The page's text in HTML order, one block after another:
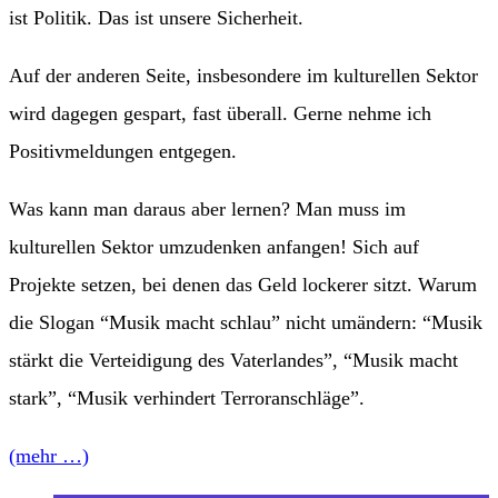
ist Politik. Das ist unsere Sicherheit.
Auf der anderen Seite, insbesondere im kulturellen Sektor
wird dagegen gespart, fast überall. Gerne nehme ich
Positivmeldungen entgegen.
Was kann man daraus aber lernen? Man muss im
kulturellen Sektor umzudenken anfangen! Sich auf
Projekte setzen, bei denen das Geld lockerer sitzt. Warum
die Slogan “Musik macht schlau” nicht umändern: “Musik
stärkt die Verteidigung des Vaterlandes”, “Musik macht
stark”, “Musik verhindert Terroranschläge”.
(mehr …)